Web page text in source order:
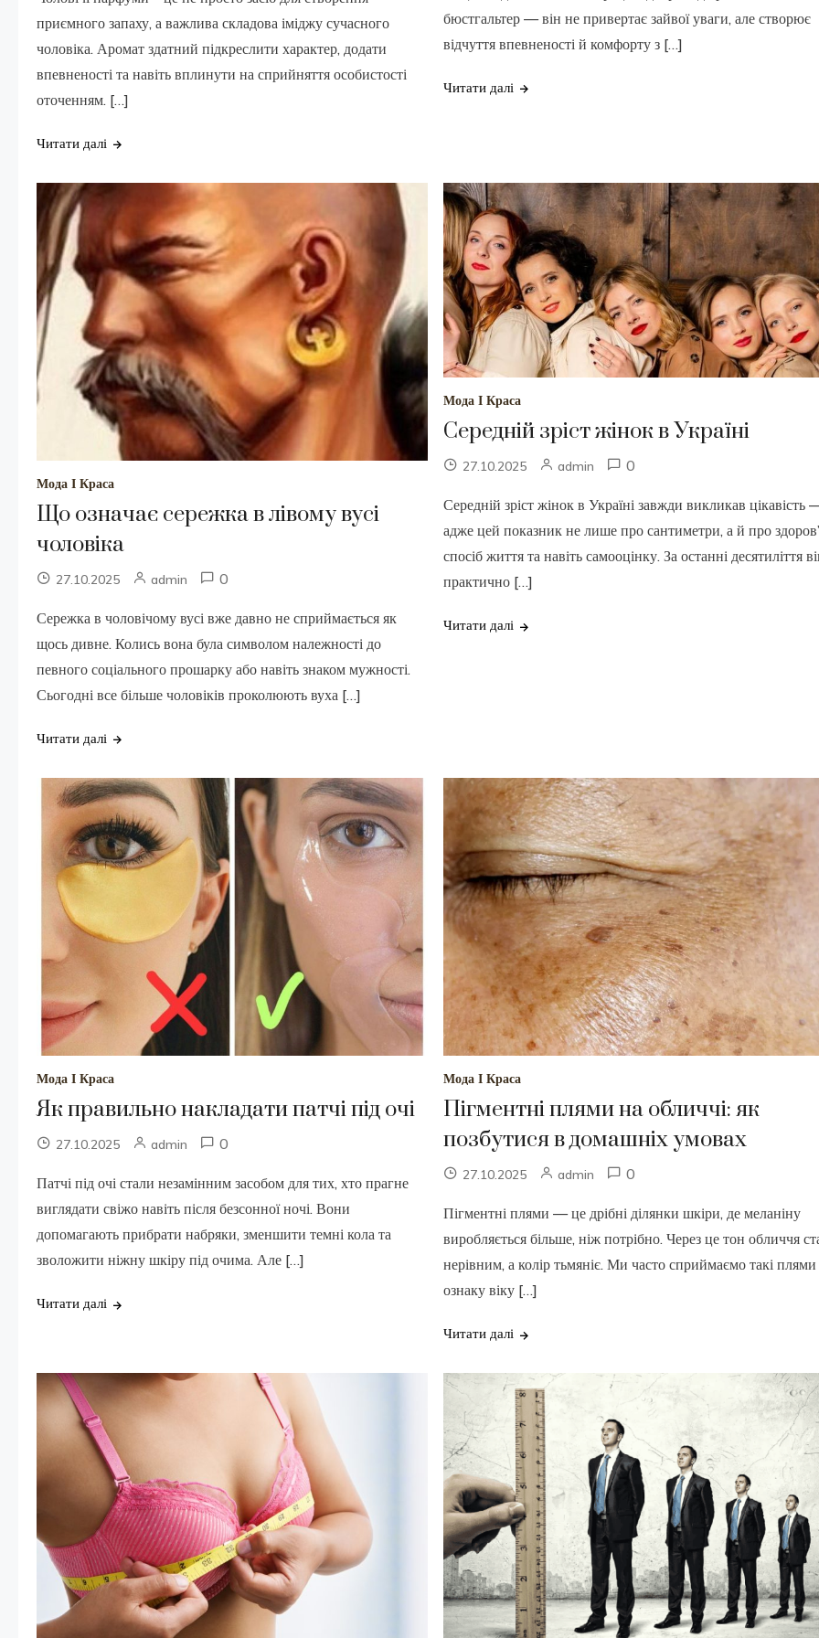
приємного запаху, а важлива складова іміджу сучасного
чоловіка. Аромат здатний підкреслити характер, додати
впевненості та навіть вплинути на сприйняття особистості
оточенням. […]
Читати далі
бюстгальтер — він не привертає зайвої уваги, але створює
відчуття впевненості й комфорту з […]
Читати далі
Мода І Краса
Що означає сережка в лівому вусі
чоловіка
27.10.2025 admin 0
Сережка в чоловічому вусі вже давно не сприймається як
щось дивне. Колись вона була символом належності до
певного соціального прошарку або навіть знаком мужності.
Сьогодні все більше чоловіків проколюють вуха […]
Читати далі
Мода І Краса
Середній зріст жінок в Україні
27.10.2025 admin 0
Середній зріст жінок в Україні завжди викликав цікавість
адже цей показник не лише про сантиметри, а й про
спосіб життя та навіть самооцінку. За останні десятиліття
практично […]
Читати далі
Мода І Краса
Як правильно накладати патчі під очі
27.10.2025 admin 0
Патчі під очі стали незамінним засобом для тих, хто прагне
виглядати свіжо навіть після безсонної ночі. Вони
допомагають прибрати набряки, зменшити темні кола та
зволожити ніжну шкіру під очима. Але […]
Читати далі
Мода І Краса
Пігментні плями на обличчі: як
позбутися в домашніх умовах
27.10.2025 admin 0
Пігментні плями — це дрібні ділянки шкіри, де меланіну
виробляється більше, ніж потрібно. Через це тон обличчя
нерівним, а колір тьмяніє. Ми часто сприймаємо такі
ознаку віку […]
Читати далі